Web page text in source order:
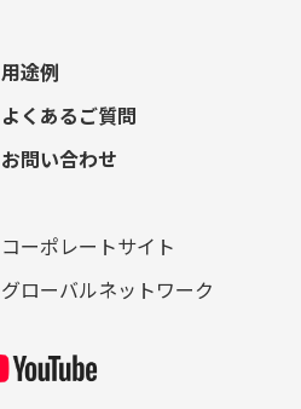
用途例
よくあるご質問
お問い合わせ
コーポレートサイト
グローバルネットワーク